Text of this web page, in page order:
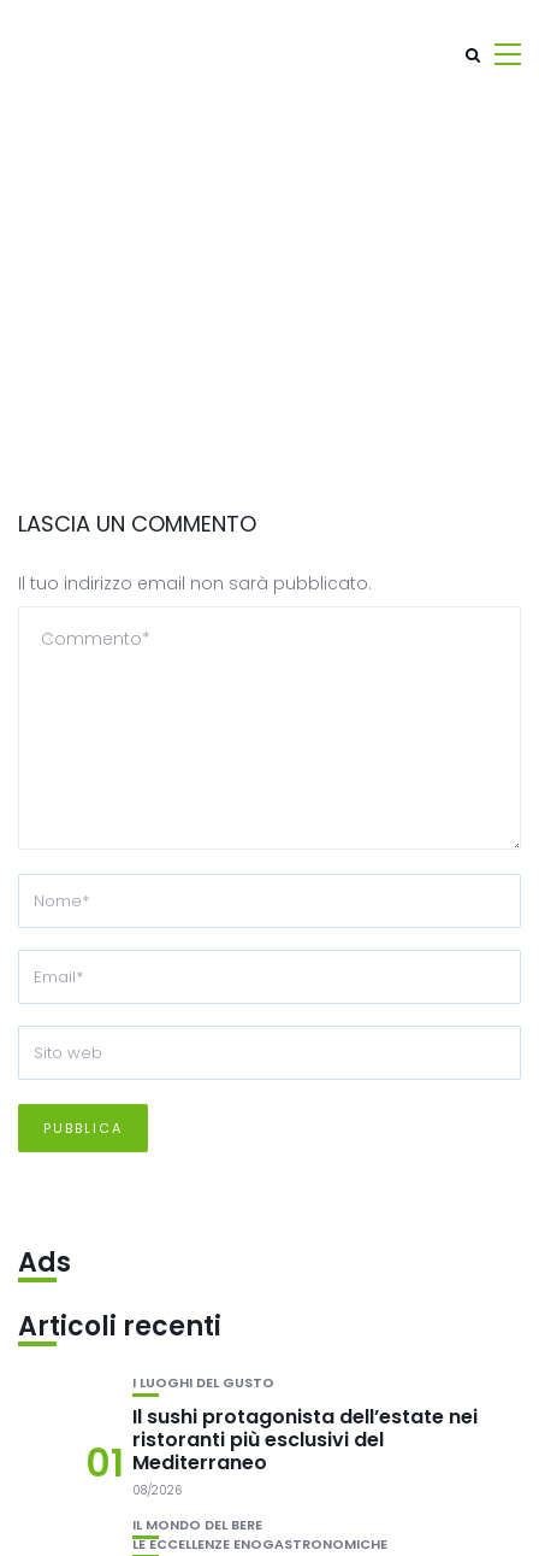
LASCIA UN COMMENTO
Il tuo indirizzo email non sarà pubblicato.
Ads
Articoli recenti
01
I LUOGHI DEL GUSTO
Il sushi protagonista dell’estate nei
ristoranti più esclusivi del
Mediterraneo
08/2026
IL MONDO DEL BERE
LE ECCELLENZE ENOGASTRONOMICHE